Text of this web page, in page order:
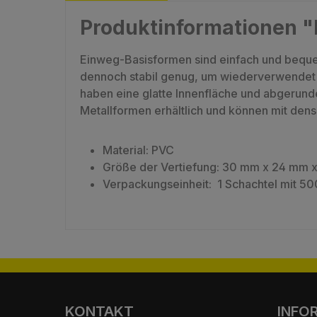
Produktinformationen
Einweg-Basisformen sind einfach und
dennoch stabil genug, um
haben eine glatte Innenfläche und
Metallformen erhältlich und können mit
Material: PVC
Größe der Vertiefung: 30 mm x 24 mm
Verpackungseinheit: 1 Schachtel mit
KONTAKT